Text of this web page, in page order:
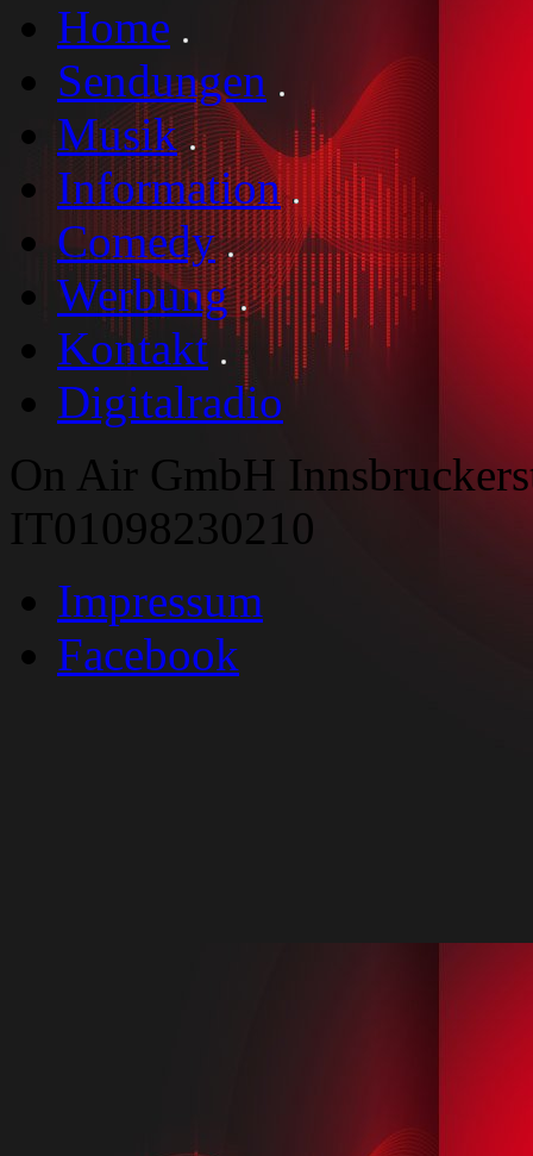
Home
Sendungen
Musik
Information
Comedy
Werbung
Kontakt
Digitalradio
On Air GmbH
IT01098230210
Impressum
Facebook